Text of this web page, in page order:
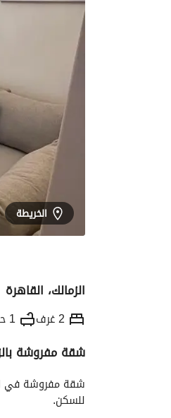
الخريطة
الزمالك، القاهرة
2 غرف 1 حمام
شقة مفروشة
للسكن.